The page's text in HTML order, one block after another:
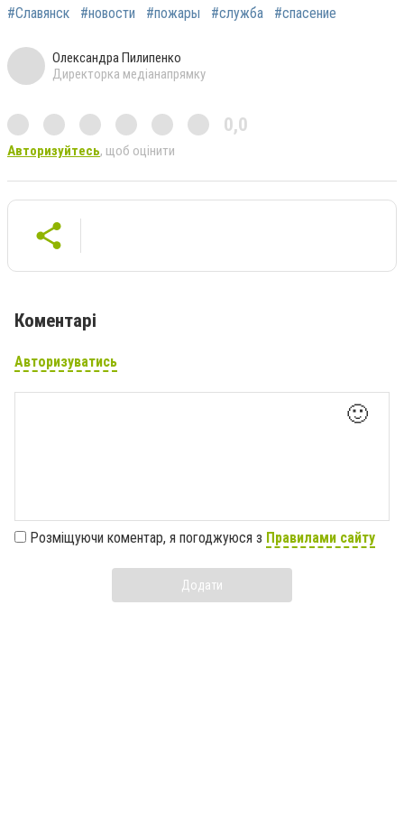
#Славянск #новости #пожары #служба #спасение
Олександра Пилипенко
Директорка медіанапрямку
0,0
Авторизуйтесь, щоб оцінити
Коментарі
Авторизуватись
🙂
Розміщуючи коментар, я погоджуюся з Правилами сайту
Додати